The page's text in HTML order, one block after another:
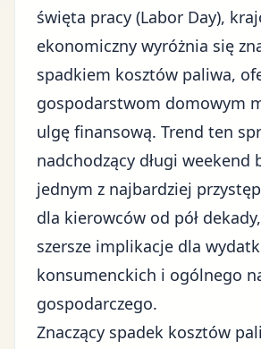
święta pracy (Labor Day),
ekonomiczny wyróżnia się
spadkiem kosztów paliwa,
gospodarstwom domowym
ulgę finansową. Trend ten
nadchodzący długi weekend
jednym z najbardziej
dla kierowców od pół
szersze implikacje dla
konsumenckich i ogólnego
gospodarczego.
Znaczący spadek kosztów